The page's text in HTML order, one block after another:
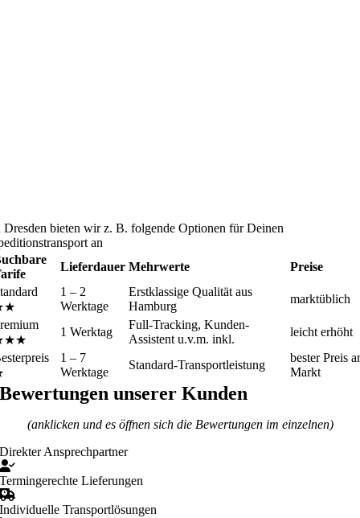
Dresden bieten wir z. B. folgende Optionen für Deinen
an
Lieferdauer Mehrwerte
Preise
1 – 2
Werktage
Erstklassige Qualität aus
Hamburg
marktüblich
1 Werktag
Full-Tracking, Kunden-
Assistent u.v.m. inkl.
leicht erhöht
1 – 7
Werktage
Standard-Transportleistung
bester Preis
Markt
Bewertungen unserer Kunden
(anklicken und es öffnen sich die Bewertungen im einzelnen)
Direkter Ansprechpartner
Termingerechte Lieferungen
Individuelle Transportlösungen